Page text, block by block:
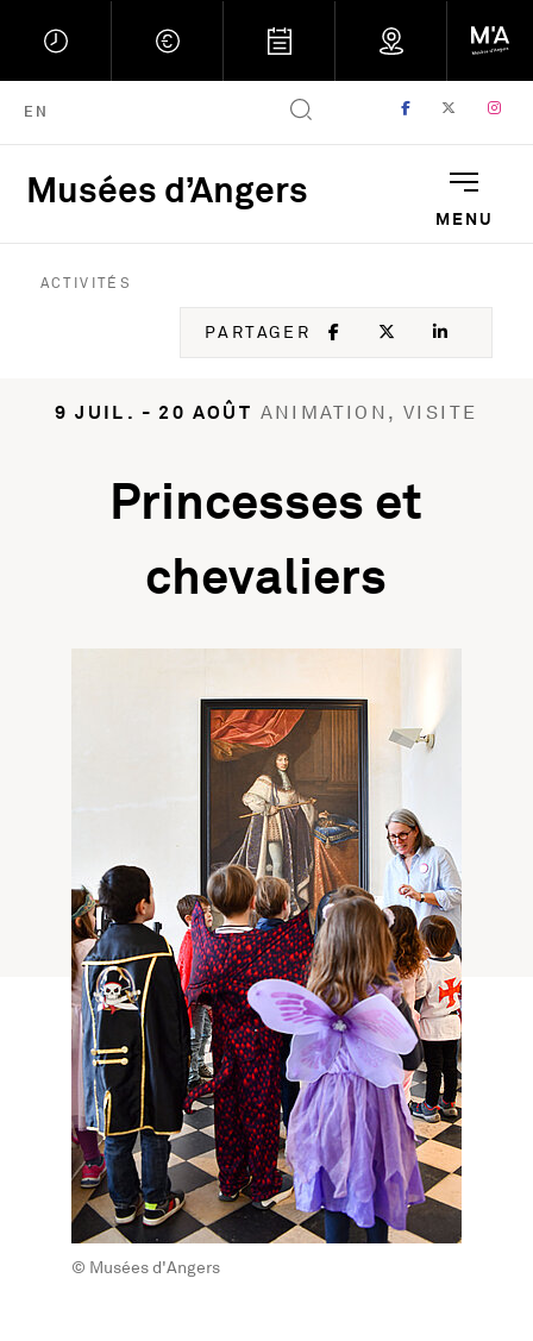
EN FACEBOOK
, OUVRETWITTER
,
Musées d’Angers Musées d'Angers :
MENU
ACTIVITÉS
PARTAGER FACEBOOK
, OUVRE UNE
TWITTER
, OUVRE
9 JUIL. - 20 AOÛT ANIMATION, VISITE
Princesses et
chevaliers
© Musées d'Angers